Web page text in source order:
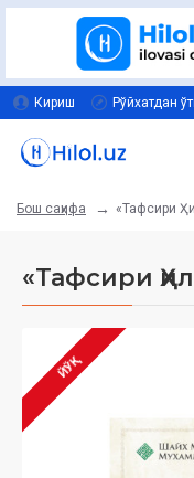
Кириш Рўйхатдан
Бош саҳифа «Тафсири
«Тафсири
ЙЎҚ